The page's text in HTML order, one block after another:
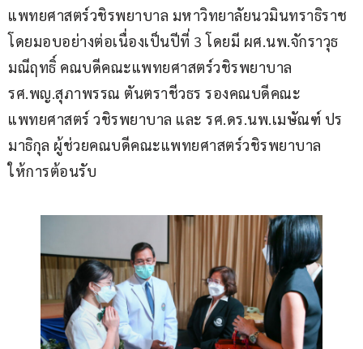
แพทยศาสตร์วชิรพยาบาล มหาวิทยาลัยนวมินทราธิราช
โดยมอบอย่างต่อเนื่องเป็นปีที่ 3 โดยมี ผศ.นพ.จักราวุธ
มณีฤทธิ์ คณบดีคณะแพทยศาสตร์วชิรพยาบาล
รศ.พญ.สุภาพรรณ ตันตราชีวธร รองคณบดีคณะ
แพทยศาสตร์ วชิรพยาบาล และ รศ.ดร.นพ.เมษัณฑ์ ปร
มาธิกุล ผู้ช่วยคณบดีคณะแพทยศาสตร์วชิรพยาบาล
ให้การต้อนรับ